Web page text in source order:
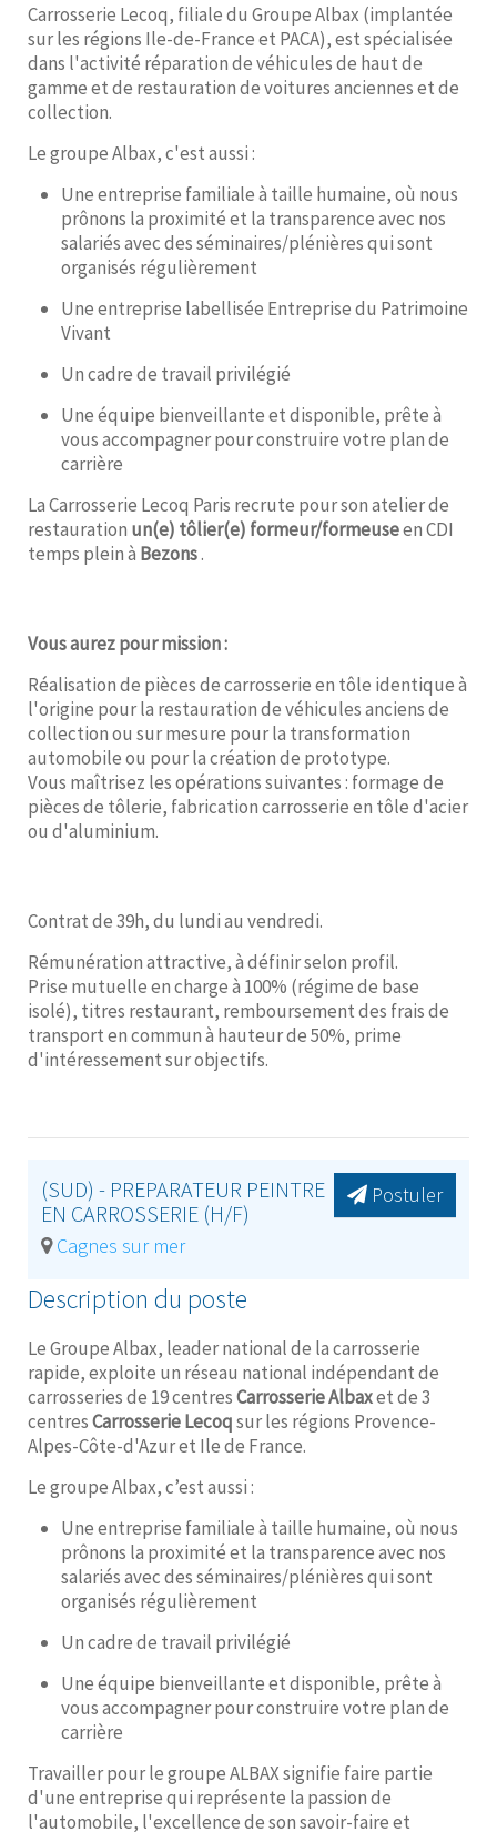
Carrosserie Lecoq, filiale du Groupe Albax (implantée
sur les régions Ile-de-France et PACA), est spécialisée
dans l'activité réparation de véhicules de haut de
gamme et de restauration de voitures anciennes et de
collection.
Le groupe Albax, c'est aussi :
Une entreprise familiale à taille humaine, où nous
prônons la proximité et la transparence avec nos
salariés avec des séminaires/plénières qui sont
organisés régulièrement
Une entreprise labellisée Entreprise du Patrimoine
Vivant
Un cadre de travail privilégié
Une équipe bienveillante et disponible, prête à
vous accompagner pour construire votre plan de
carrière
La Carrosserie Lecoq Paris recrute pour son atelier de
restauration un(e) tôlier(e) formeur/formeuseen CDI
temps plein à Bezons.
Vous aurez pour mission :
Réalisation de pièces de carrosserie en tôle identique à
l'origine pour la restauration de véhicules anciens de
collection ou sur mesure pour la transformation
automobile ou pour la création de prototype.
Vous maîtrisez les opérations suivantes : formage de
pièces de tôlerie, fabrication carrosserie en tôle d'acier
ou d'aluminium.
Contrat de 39h, du lundi au vendredi.
Rémunération attractive, à définir selon profil.
Prise mutuelle en charge à 100% (régime de base
isolé), titres restaurant, remboursement des frais de
transport en commun à hauteur de 50%, prime
d'intéressement sur objectifs.
Postuler
(SUD) - PREPARATEUR PEINTRE
EN CARROSSERIE (H/F)
Cagnes sur mer
Description du poste
Le Groupe Albax, leader national de la carrosserie
rapide, exploite un réseau national indépendant de
carrosseries de 19 centresCarrosserie Albaxet de 3
centresCarrosserie Lecoqsur les régions Provence-
Alpes-Côte-d'Azur et Ile de France.
Le groupe Albax, c’est aussi :
Une entreprise familiale à taille humaine, où nous
prônons la proximité et la transparence avec nos
salariés avec des séminaires/plénières qui sont
organisés régulièrement
Un cadre de travail privilégié
Une équipe bienveillante et disponible, prête à
vous accompagner pour construire votre plan de
carrière
Travailler pour le groupe ALBAX signifie faire partie
d'une entreprise qui représente la passion de
l'automobile, l'excellence de son savoir-faire et